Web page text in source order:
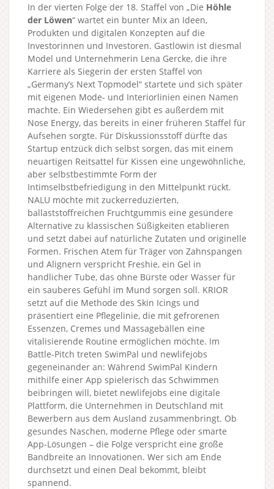
In der vierten Folge der 18. Staffel von „Die Höhle
der Löwen“ wartet ein bunter Mix an Ideen,
Produkten und digitalen Konzepten auf die
Investorinnen und Investoren. Gastlöwin ist diesmal
Model und Unternehmerin Lena Gercke, die ihre
Karriere als Siegerin der ersten Staffel von
„Germany’s Next Topmodel“ startete und sich später
mit eigenen Mode- und Interiorlinien einen Namen
machte. Ein Wiedersehen gibt es außerdem mit
Nose Energy, das bereits in einer früheren Staffel für
Aufsehen sorgte. Für Diskussionsstoff dürfte das
Startup entzück dich selbst sorgen, das mit einem
neuartigen Reitsattel für Kissen eine ungewöhnliche,
aber selbstbestimmte Form der
Intimselbstbefriedigung in den Mittelpunkt rückt.
NALU möchte mit zuckerreduzierten,
ballaststoffreichen Fruchtgummis eine gesündere
Alternative zu klassischen Süßigkeiten etablieren
und setzt dabei auf natürliche Zutaten und originelle
Formen. Frischen Atem für Träger von Zahnspangen
und Alignern verspricht Freshie, ein Gel in
handlicher Tube, das ohne Bürste oder Wasser für
ein sauberes Gefühl im Mund sorgen soll. KRIOR
setzt auf die Methode des Skin Icings und
präsentiert eine Pflegelinie, die mit gefrorenen
Essenzen, Cremes und Massagebällen eine
vitalisierende Routine ermöglichen möchte. Im
Battle-Pitch treten SwimPal und newlifejobs
gegeneinander an: Während SwimPal Kindern
mithilfe einer App spielerisch das Schwimmen
beibringen will, bietet newlifejobs eine digitale
Plattform, die Unternehmen in Deutschland mit
Bewerbern aus dem Ausland zusammenbringt. Ob
gesundes Naschen, moderne Pflege oder smarte
App-Lösungen – die Folge verspricht eine große
Bandbreite an Innovationen. Wer sich am Ende
durchsetzt und einen Deal bekommt, bleibt
spannend.